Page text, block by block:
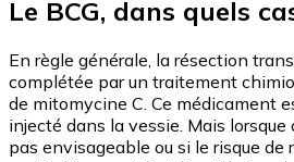
Le BCG, dans quels
En règle générale, la résection
complétée par un traitement
de mitomycine C. Ce médicament
injecté dans la vessie. Mais
pas envisageable ou si le risque de